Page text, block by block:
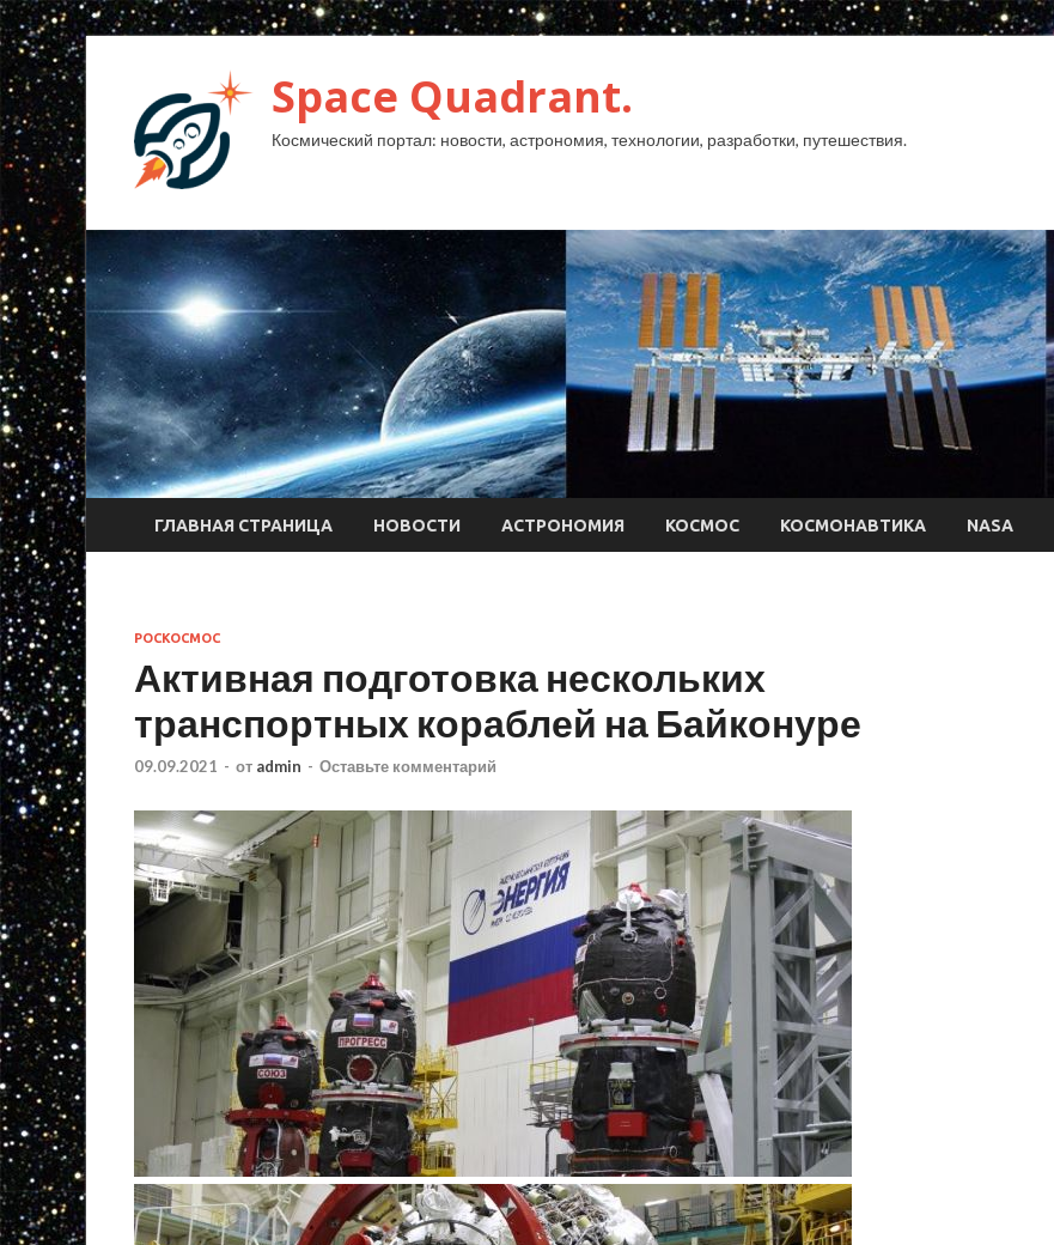
Space Quadrant.
Космический портал: новости, астрономия, технологии, разработки, путешествия.
ГЛАВНАЯ СТРАНИЦА НОВОСТИ АСТРОНОМИЯ КОСМОС КОСМОНАВТИКА NASA
РОСКОСМОС
Активная подготовка нескольких
транспортных кораблей на Байконуре
09.09.2021 - от admin - Оставьте комментарий